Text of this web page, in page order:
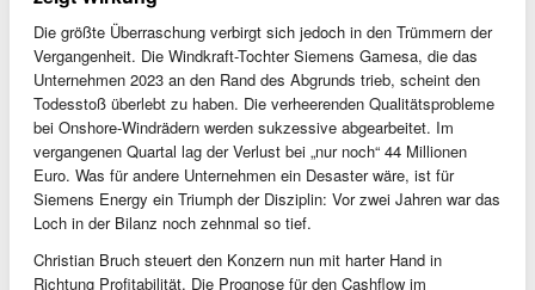
Die größte Überraschung verbirgt sich jedoch in den Trümmern der
Vergangenheit. Die Windkraft-Tochter Siemens Gamesa, die das
Unternehmen 2023 an den Rand des Abgrunds trieb, scheint den
Todesstoß überlebt zu haben. Die verheerenden Qualitätsprobleme
bei Onshore-Windrädern werden sukzessive abgearbeitet. Im
vergangenen Quartal lag der Verlust bei „nur noch“ 44 Millionen
Euro. Was für andere Unternehmen ein Desaster wäre, ist für
Siemens Energy ein Triumph der Disziplin: Vor zwei Jahren war das
Loch in der Bilanz noch zehnmal so tief.
Christian Bruch steuert den Konzern nun mit harter Hand in
Richtung Profitabilität. Die Prognose für den Cashflow im